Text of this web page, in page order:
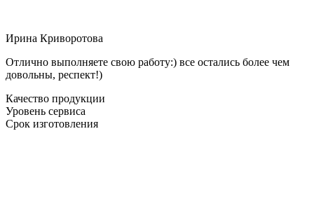
Ирина Криворотова
Отлично выполняете свою работу:) все остались более чем
довольны, респект!)
Качество продукции
Уровень сервиса
Срок изготовления